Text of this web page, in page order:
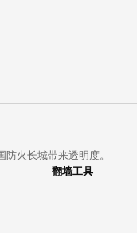
火长城带来透明度。
翻墙工具